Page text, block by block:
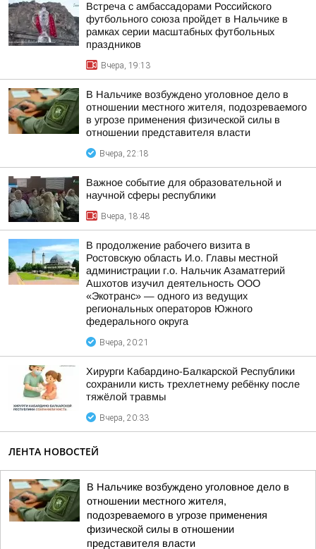
Встреча с амбассадорами Российского
футбольного союза пройдет в Нальчике в
рамках серии масштабных футбольных
праздников
Вчера, 19:13
В Нальчике возбуждено уголовное дело в
отношении местного жителя, подозреваемого
в угрозе применения физической силы в
отношении представителя власти
Вчера, 22:18
Важное событие для образовательной и
научной сферы республики
Вчера, 18:48
В продолжение рабочего визита в
Ростовскую область И.о. Главы местной
администрации г.о. Нальчик Азаматгерий
Ашхотов изучил деятельность ООО
«Экотранс» — одного из ведущих
региональных операторов Южного
федерального округа
Вчера, 20:21
Хирурги Кабардино-Балкарской Республики
сохранили кисть трехлетнему ребёнку после
тяжёлой травмы
Вчера, 20:33
ЛЕНТА НОВОСТЕЙ
В Нальчике возбуждено уголовное дело в
отношении местного жителя,
подозреваемого в угрозе применения
физической силы в отношении
представителя власти